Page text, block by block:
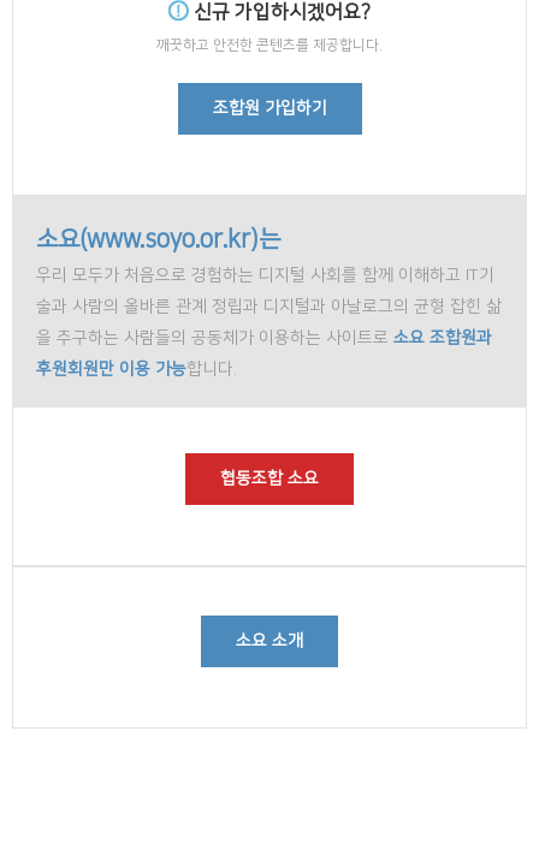
신규 가입하시겠어요?
깨끗하고 안전한 콘텐츠를 제공합니다.
조합원 가입하기
소요(www.soyo.or.kr)는
우리 모두가 처음으로 경험하는 디지털 사회를 함께 이해하고 IT기
술과 사람의 올바른 관계 정립과 디지털과 아날로그의 균형 잡힌 삶
을 추구하는 사람들의 공동체가 이용하는 사이트로 소요 조합원과
후원회원만 이용 가능합니다.
협동조합 소요
소요 소개